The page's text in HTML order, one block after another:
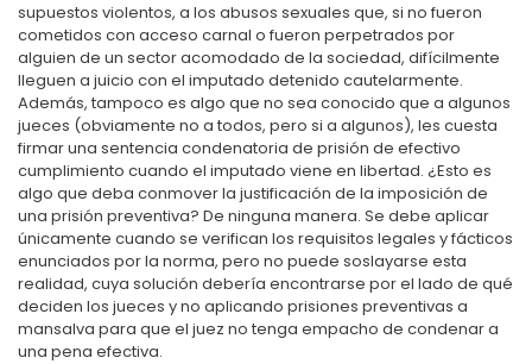
supuestos violentos, a los abusos sexuales que, si no fueron
cometidos con acceso carnal o fueron perpetrados por
alguien de un sector acomodado de la sociedad, difícilmente
lleguen a juicio con el imputado detenido cautelarmente.
Además, tampoco es algo que no sea conocido que a algunos
jueces (obviamente no a todos, pero si a algunos), les cuesta
firmar una sentencia condenatoria de prisión de efectivo
cumplimiento cuando el imputado viene en libertad. ¿Esto es
algo que deba conmover la justificación de la imposición de
una prisión preventiva? De ninguna manera. Se debe aplicar
únicamente cuando se verifican los requisitos legales y fácticos
enunciados por la norma, pero no puede soslayarse esta
realidad, cuya solución debería encontrarse por el lado de qué
deciden los jueces y no aplicando prisiones preventivas a
mansalva para que el juez no tenga empacho de condenar a
una pena efectiva.